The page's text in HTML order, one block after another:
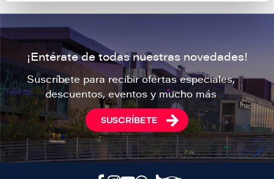
¡Entérate de todas nuestras novedades!
Suscríbete para recibir ofertas especiales,
descuentos, eventos y mucho más
SUSCRÍBETE